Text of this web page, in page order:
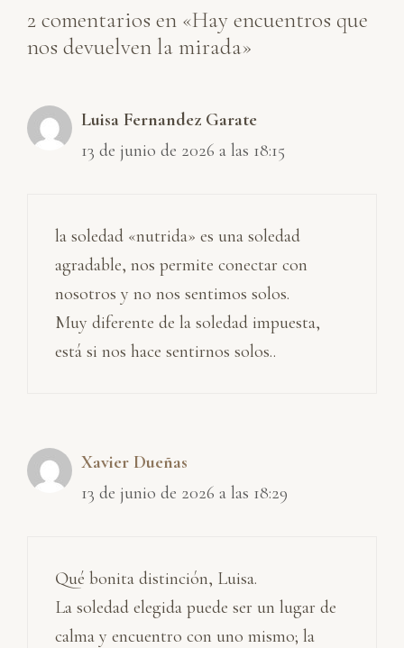
2 comentarios en «Hay encuentros que
nos devuelven la mirada»
Luisa Fernandez Garate
13 de junio de 2026 a las 18:15
la soledad «nutrida» es una soledad
agradable, nos permite conectar con
nosotros y no nos sentimos solos.
Muy diferente de la soledad impuesta,
está si nos hace sentirnos solos..
Xavier Dueñas
13 de junio de 2026 a las 18:29
Qué bonita distinción, Luisa.
La soledad elegida puede ser un lugar de
calma y encuentro con uno mismo; la